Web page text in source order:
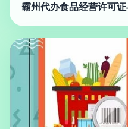
霸州代办食品经营许可